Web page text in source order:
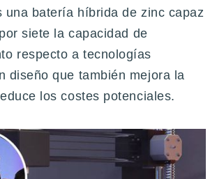
una batería híbrida de zinc capaz
siete la capacidad de
respecto a tecnologías
diseño que también mejora la
los costes potenciales.